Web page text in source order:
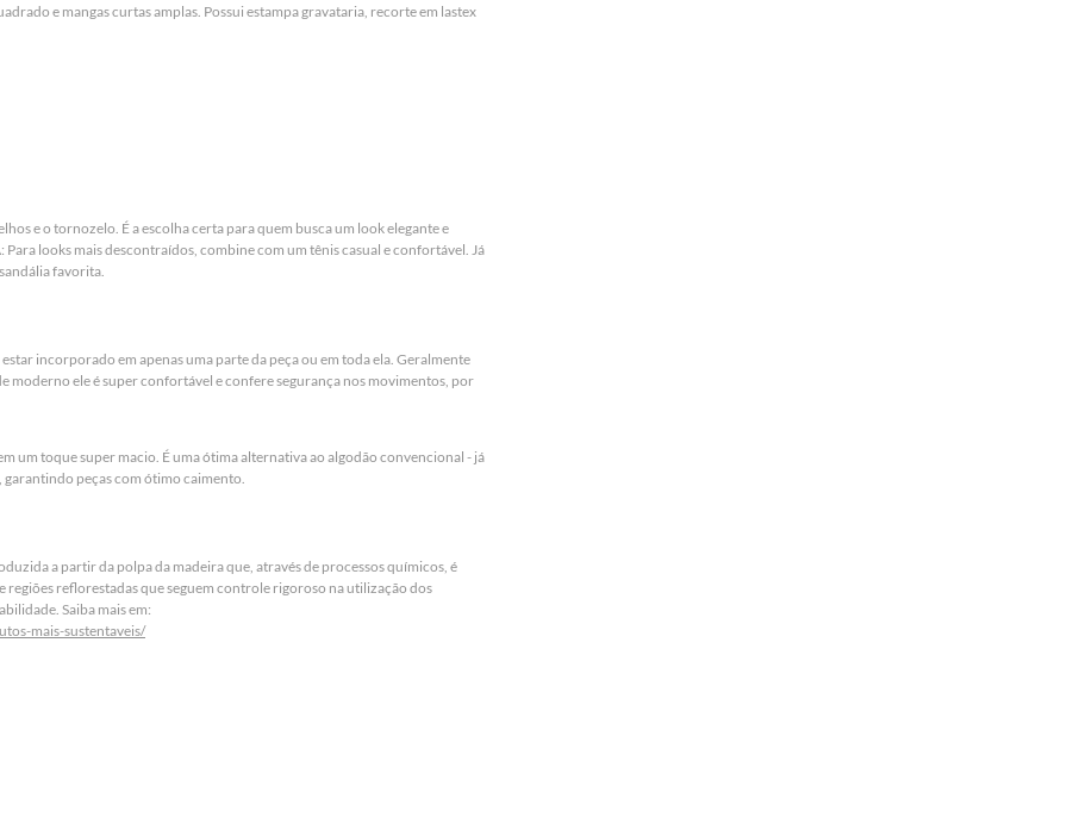
e mangas curtas amplas. Possui estampa gravataria, recorte em lastex
e o tornozelo. É a escolha certa para quem busca um look elegante e
looks mais descontraídos, combine com um tênis casual e confortável. Já
favorita.
incorporado em apenas uma parte da peça ou em toda ela. Geralmente
moderno ele é super confortável e confere segurança nos movimentos, por
um toque super macio. É uma ótima alternativa ao algodão convencional - já
peças com ótimo caimento.
a partir da polpa da madeira que, através de processos químicos, é
reflorestadas que seguem controle rigoroso na utilização dos
Saiba mais em:
mais-sustentaveis/